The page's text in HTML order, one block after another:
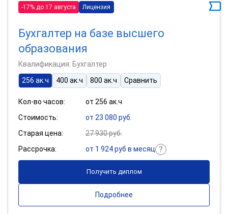
-17% до 17 августа Лицензия
Бухгалтер на базе высшего
образования
Квалификация: Бухгалтер
256 ак.ч
400 ак.ч 800 ак.ч Сравнить
Кол-во часов:
от 256 ак.ч
Стоимость:
от 23 080 руб.
Старая цена:
27 930 руб.
Рассрочка:
от 1 924 руб в месяц
Получить диплом
Подробнее